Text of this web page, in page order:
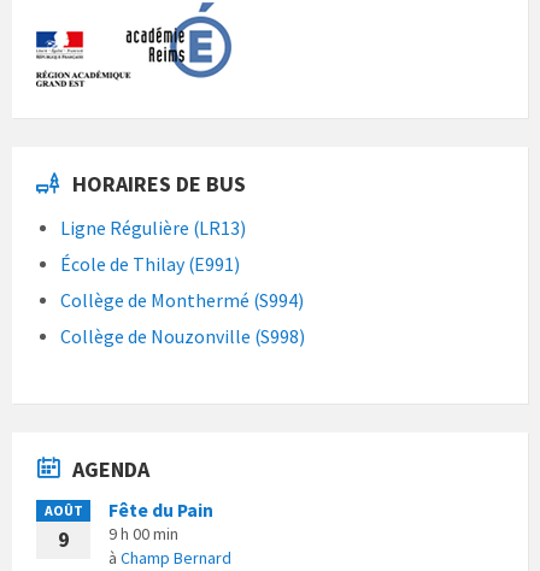
HORAIRES DE BUS
Ligne Régulière (LR13)
École de Thilay (E991)
Collège de Monthermé (S994)
Collège de Nouzonville (S998)
AGENDA
AOÛT
9
Fête du Pain
9 h 00 min
à Champ Bernard